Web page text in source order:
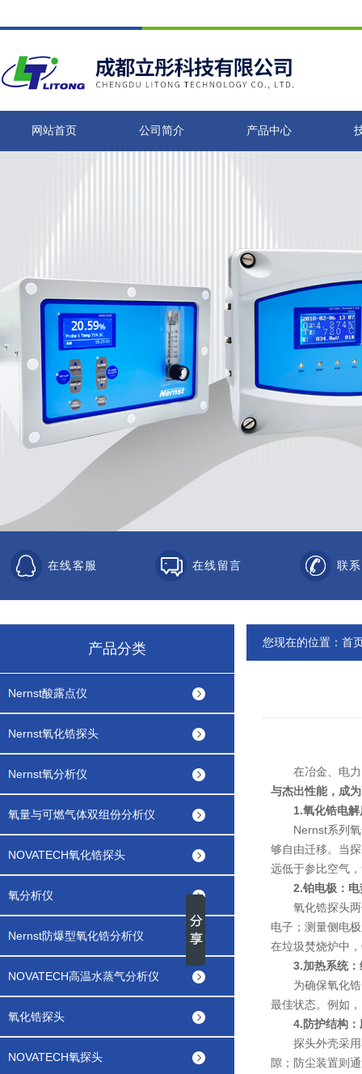
网站首页 公司简介 产品中心
在线客服 在线留言 联
产品分类
Nernst酸露点仪
Nernst氧化锆探头
Nernst氧分析仪
氧量与可燃气体双组份分析仪
NOVATECH氧化锆探头
氧分析仪
Nernst防爆型氧化锆分析仪
NOVATECH高温水蒸气分析仪
氧化锆探头
NOVATECH氧探头
您现在的位置： 首
在冶金、电力
与杰出性能，成
1.氧化锆电
Nernst系列氧
够自由迁移。当
远低于参比空气
2.铂电极：
氧化锆探头两
电子；测量侧电
在垃圾焚烧炉中
3.加热系统
为确保氧化锆
最佳状态。例如
4.防护结构
探头外壳采用
隙；防尘装置则